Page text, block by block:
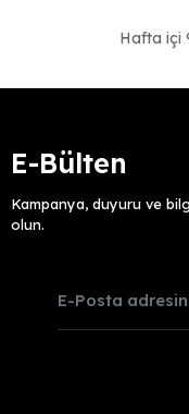
Hafta içi
E-Bülten
Kampanya, duyuru ve
olun.